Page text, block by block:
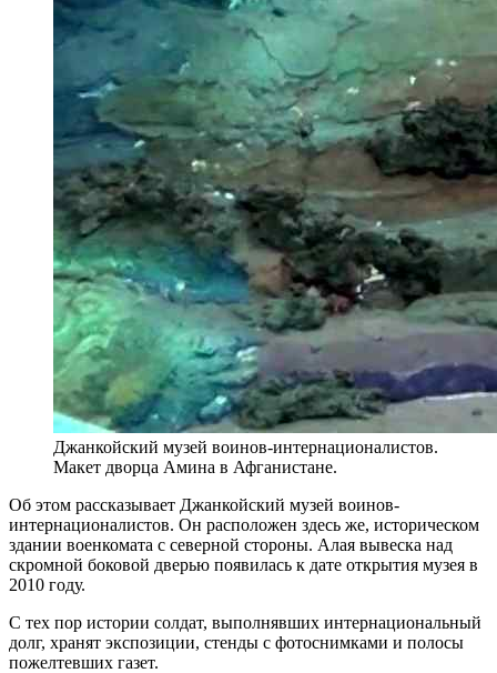
Джанкойский музей воинов-интернационалистов.
Макет дворца Амина в Афганистане.
Об этом рассказывает Джанкойский музей воинов-
интернационалистов. Он расположен здесь же, историческом
здании военкомата с северной стороны. Алая вывеска над
скромной боковой дверью появилась к дате открытия музея в
2010 году.
С тех пор истории солдат, выполнявших интернациональный
долг, хранят экспозиции, стенды с фотоснимками и полосы
пожелтевших газет.